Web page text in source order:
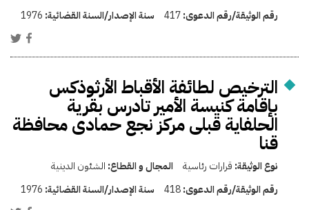
رقم الوثيقة/رقم الدعوى:417 سنة الإصدار/السنة القضائية: 1976
الترخيص لطائفة الأقباط الأرثوذكس
بإقامة كنيسة الأمير تادرس بقرية
الحلفاية قبلى مركز نجع حمادى محافظة
قنا
نوع الوثيقة: قرارات رئاسية المجال و القطاع: الشئون الدينية
رقم الوثيقة/رقم الدعوى:418 سنة الإصدار/السنة القضائية: 1976